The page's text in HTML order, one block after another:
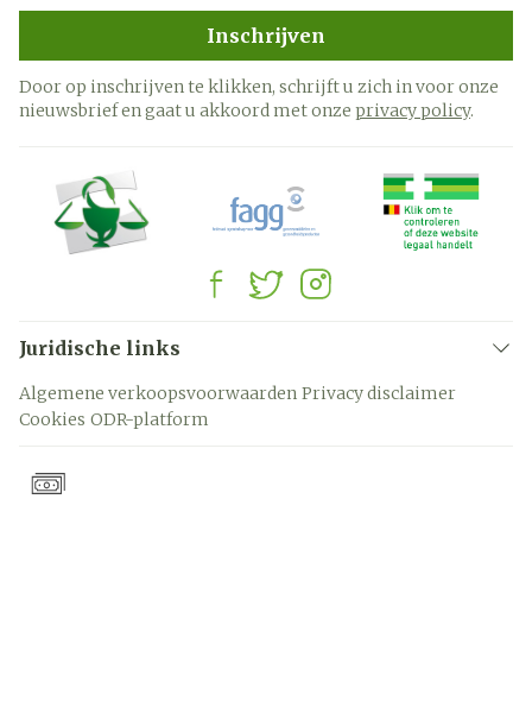
Inschrijven
Door op inschrijven te klikken, schrijft u zich in voor onze
nieuwsbrief en gaat u akkoord met onze privacy policy.
Juridische links
Algemene verkoopsvoorwaarden Privacy disclaimer
Cookies ODR-platform